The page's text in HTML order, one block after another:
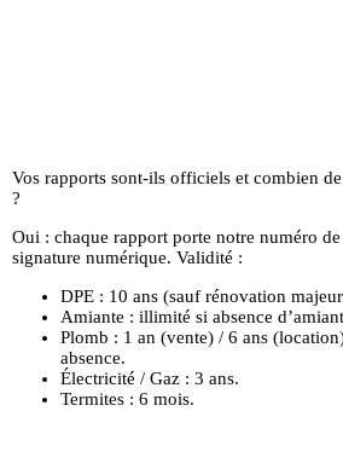
Vos rapports sont-ils officiels et combien
?
Oui : chaque rapport porte notre numéro
signature numérique. Validité :
DPE : 10 ans (sauf rénovation
Amiante : illimité si absence
Plomb : 1 an (vente) / 6 ans
absence.
Électricité / Gaz : 3 ans.
Termites : 6 mois.